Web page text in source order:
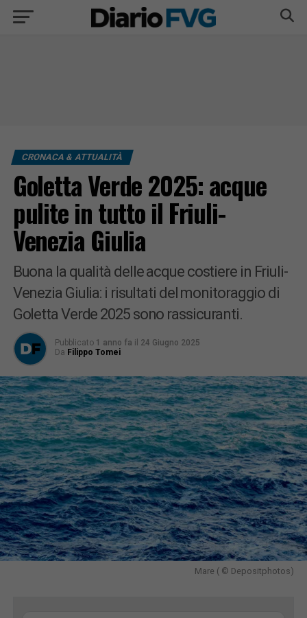
CRONACA & ATTUALITÀ
Goletta Verde 2025: acque
pulite in tutto il Friuli-
Venezia Giulia
Buona la qualità delle acque costiere in Friuli-
Venezia Giulia: i risultati del monitoraggio di
Goletta Verde 2025 sono rassicuranti.
Pubblicato 1 anno fa il 24 Giugno 2025
Da Filippo Tomei
Mare ( © Depositphotos)